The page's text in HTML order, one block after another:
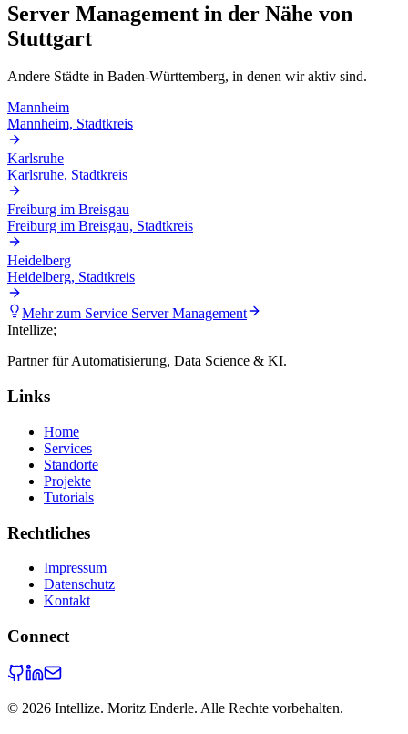
Server Management in der Nähe von
Stuttgart
Andere Städte in Baden-Württemberg, in denen wir aktiv sind.
Mannheim
Mannheim, Stadtkreis
Karlsruhe
Karlsruhe, Stadtkreis
Freiburg im Breisgau
Freiburg im Breisgau, Stadtkreis
Heidelberg
Heidelberg, Stadtkreis
Mehr zum Service Server Management
Intellize;
Partner für Automatisierung, Data Science & KI.
Links
Home
Services
Standorte
Projekte
Tutorials
Rechtliches
Impressum
Datenschutz
Kontakt
Connect
© 2026 Intellize. Moritz Enderle. Alle Rechte vorbehalten.